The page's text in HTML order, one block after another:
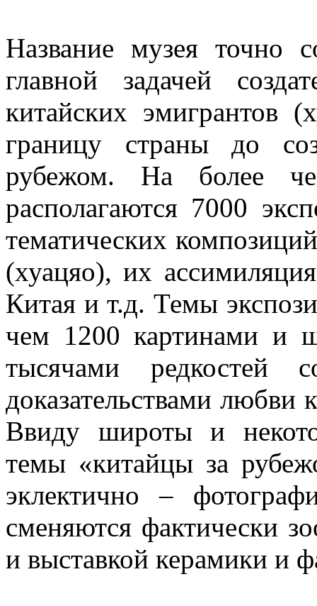
Название музея точно
главной задачей
китайских эмигрантов
границу страны до
рубежом. На более
располагаются 7000
тематических
(хуацяо), их
Китая и т.д. Темы
чем 1200 картинами и
тысячами
доказательствами любви
Ввиду широты и
темы «китайцы за
эклектично –
сменяются фактически
и выставкой керамики и